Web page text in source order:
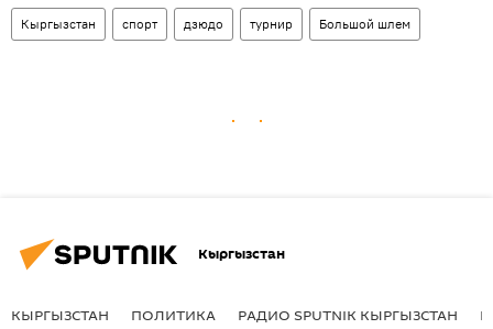
Кыргызстан спорт дзюдо турнир Большой шлем
Кыргызстан
КЫРГЫЗСТАН ПОЛИТИКА РАДИО SPUTNIK КЫРГЫЗСТАН